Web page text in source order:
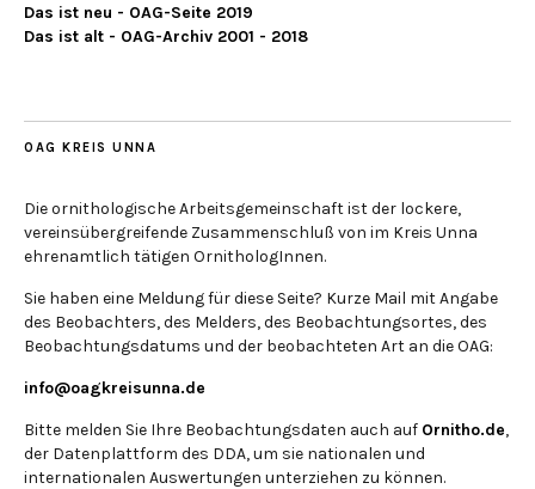
Das ist neu - OAG-Seite 2019
Das ist alt - OAG-Archiv 2001 - 2018
OAG KREIS UNNA
Die ornithologische Arbeitsgemeinschaft ist der lockere,
vereinsübergreifende Zusammenschluß von im Kreis Unna
ehrenamtlich tätigen OrnithologInnen.
Sie haben eine Meldung für diese Seite? Kurze Mail mit Angabe
des Beobachters, des Melders, des Beobachtungsortes, des
Beobachtungsdatums und der beobachteten Art an die OAG:
info@oagkreisunna.de
Bitte melden Sie Ihre Beobachtungsdaten auch auf Ornitho.de,
der Datenplattform des DDA, um sie nationalen und
internationalen Auswertungen unterziehen zu können.